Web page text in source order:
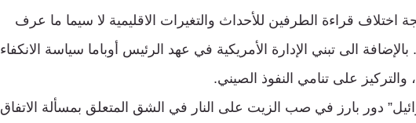
اختلاف قراءة الطرفين للأحداث والتغيرات الاقليمية لا سيما ما عرف
بالإضافة الى تبني الإدارة الأمريكية في عهد الرئيس أوباما سياسة الانكفاء
على تنامي النفوذ الصيني.
دور بارز في صب الزيت على النار في الشق المتعلق بمسألة الاتفاق